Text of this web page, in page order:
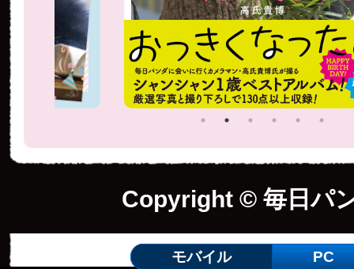
Copyright © 毎日パ
モバイル PC